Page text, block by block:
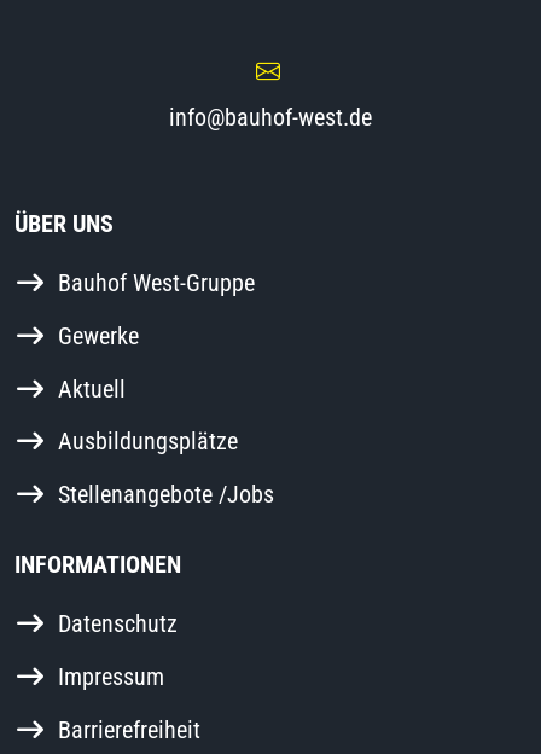
info@bauhof-west.de
ÜBER UNS
Bauhof West-Gruppe
Gewerke
Aktuell
Ausbildungsplätze
Stellenangebote /Jobs
INFORMATIONEN
Datenschutz
Impressum
Barrierefreiheit